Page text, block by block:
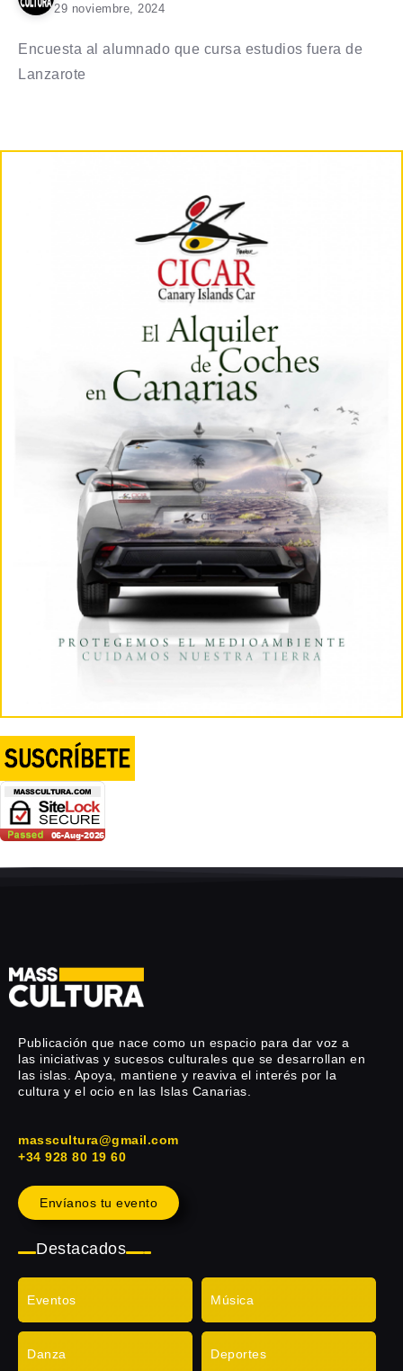
29 noviembre, 2024
Encuesta al alumnado que cursa estudios fuera de
Lanzarote
Publicación que nace como un espacio para dar voz a
las iniciativas y sucesos culturales que se desarrollan en
las islas. Apoya, mantiene y reaviva el interés por la
cultura y el ocio en las Islas Canarias.
masscultura@gmail.com
+34 928 80 19 60
Envíanos tu evento
Destacados
Eventos Música
Danza Deportes